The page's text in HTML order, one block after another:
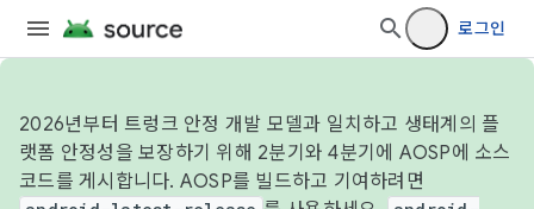
로그인
2026년부터 트렁크 안정 개발 모델과 일치하고 생태계의 플
랫폼 안정성을 보장하기 위해 2분기와 4분기에 AOSP에 소스
코드를 게시합니다. AOSP를 빌드하고 기여하려면